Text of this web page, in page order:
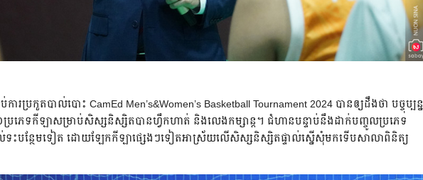
ារ​ប្រកួត​បាល់បោះ​ CamEd Men’s&Women’s Basketball Tournament 2024 បាន​ឲ្យ​ដឹង​ថា​ បច្ចុប្បន្ន​
រភេទ​កីឡា​សម្រាប់​សិស្ស​និស្សិត​បាន​ហ្វឹកហាត់​ និង​លេង​កម្សាន្ត។​ ជំហាន​បន្ទាប់​នឹង​ដាក់​បញ្ចូល​ប្រភេទ​
ះ​បន្ថែម​ទៀត​ ដោយ​ឡែក​កីឡា​ផ្សេងៗ​ទៀត​អាស្រ័យ​លើ​សិស្ស​និស្សិត​ផ្ទាល់​ស្នើសុំ​មក​ទើប​សាលា​ពិនិត្យ​